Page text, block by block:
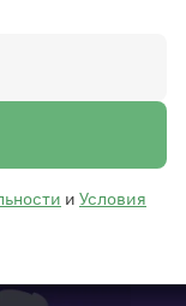
и Условия